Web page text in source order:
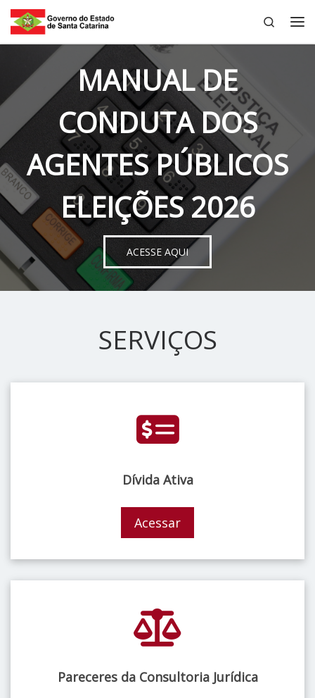
Skip to content
Search
MANUAL DE
CONDUTA DOS
AGENTES PÚBLICOS
ELEIÇÕES 2026
ACESSE AQUI
SERVIÇOS
Dívida Ativa
Acessar
Pareceres da Consultoria Jurídica